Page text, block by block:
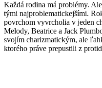
Každá rodina má problémy.
tými najproblematickejšími.
povrchom vyvrcholia v jeden
Melody, Beatrice a Jack
svojím charizmatickým, ale
ktorého práve prepustili z